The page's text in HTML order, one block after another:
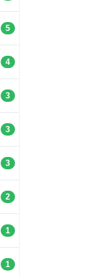
5
4
3
3
3
2
1
1